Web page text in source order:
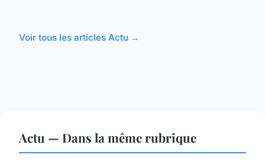
Voir tous les articles Actu →
Actu — Dans la même rubrique